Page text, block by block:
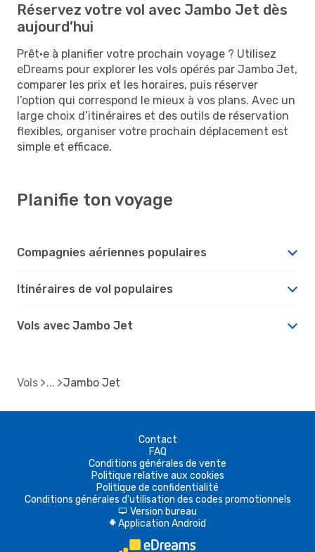
Réservez votre vol avec Jambo Jet dès
aujourd’hui
Prêt·e à planifier votre prochain voyage ? Utilisez
eDreams pour explorer les vols opérés par Jambo Jet,
comparer les prix et les horaires, puis réserver
l’option qui correspond le mieux à vos plans. Avec un
large choix d’itinéraires et des outils de réservation
flexibles, organiser votre prochain déplacement est
simple et efficace.
Planifie ton voyage
Compagnies aériennes populaires
Itinéraires de vol populaires
Vols avec Jambo Jet
Vols Jambo Jet
Contact
FAQ
Conditions générales de vente
Politique relative aux cookies
Politique de confidentialité
Conditions générales d'utilisation des codes promotionnels
d Version bureau
A Application Android